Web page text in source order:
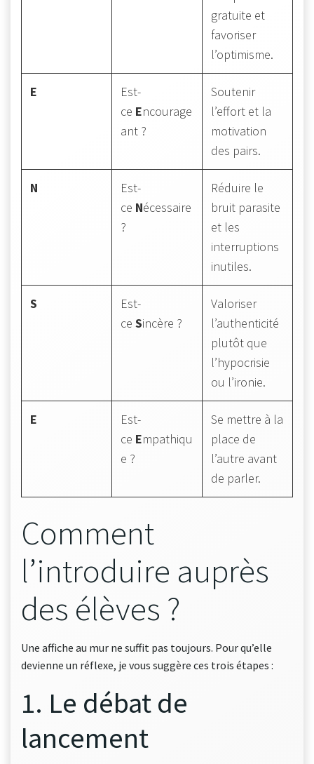
gratuite et
favoriser
l’optimisme.
E
Est-
ce Encourage
ant ?
Soutenir
l’effort et la
motivation
des pairs.
N
Est-
ce Nécessaire
?
Réduire le
bruit parasite
et les
interruptions
inutiles.
S
Est-
ce Sincère ?
Valoriser
l’authenticité
plutôt que
l’hypocrisie
ou l’ironie.
E
Est-
ce Empathiqu
e ?
Se mettre à la
place de
l’autre avant
de parler.
Comment
l’introduire auprès
des élèves ?
Une affiche au mur ne suffit pas toujours. Pour qu’elle
devienne un réflexe, je vous suggère ces trois étapes :
1. Le débat de
lancement